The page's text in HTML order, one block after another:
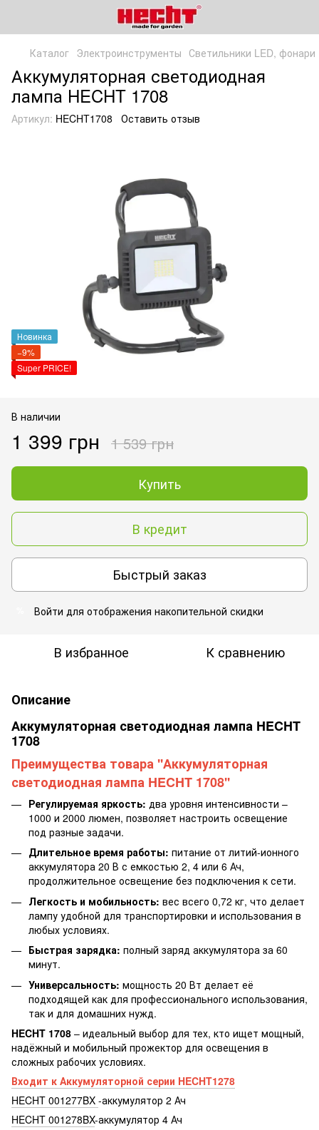
Каталог Электроинструменты Светильники LED, фонари
Аккумуляторная светодиодная
лампа HECHT 1708
Артикул: HECHT1708 Оставить отзыв
Новинка
−9%
Super PRICE!
В наличии
1 399 грн 1 539 грн
Купить
В кредит
Быстрый заказ
Войти для отображения накопительной скидки
В избранное К сравнению
Описание
Аккумуляторная светодиодная лампа HECHT
1708
Преимущества товара ''Аккумуляторная
светодиодная лампа HECHT 1708''
Регулируемая яркость: два уровня интенсивности –
1000 и 2000 люмен, позволяет настроить освещение
под разные задачи.
Длительное время работы: питание от литий-ионного
аккумулятора 20 В с емкостью 2, 4 или 6 Ач,
продолжительное освещение без подключения к сети.
Легкость и мобильность: вес всего 0,72 кг, что делает
лампу удобной для транспортировки и использования в
любых условиях.
Быстрая зарядка: полный заряд аккумулятора за 60
минут.
Универсальность: мощность 20 Вт делает её
подходящей как для профессионального использования,
так и для домашних нужд.
HECHT 1708 – идеальный выбор для тех, кто ищет мощный,
надёжный и мобильный прожектор для освещения в
сложных рабочих условиях.
Входит к Аккумуляторной серии HECHT1278
HECHT 001277BX -аккумулятор 2 Ач
HECHT 001278BX-аккумулятор 4 Ач